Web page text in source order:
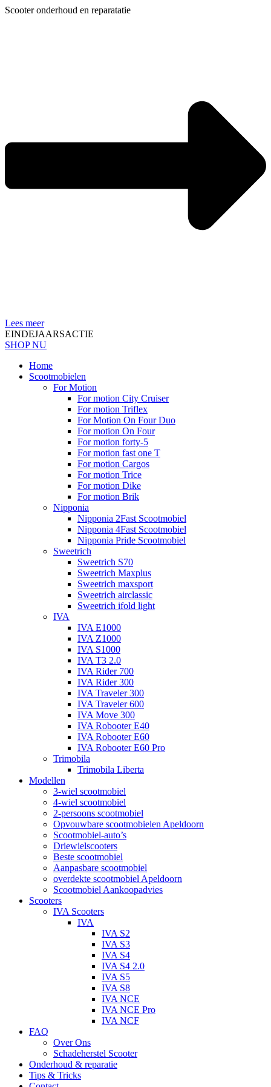
Ga
Scooter onderhoud en reparatatie
Lees meer
EINDEJAARSACTIE
SHOP NU
Home
Scootmobielen
For Motion
For motion City Cruiser
For motion Triflex
For Motion On Four Duo
For motion On Four
For motion forty-5
For motion fast one T
For motion Cargos
For motion Trice
For motion Dike
For motion Brik
Nipponia
Nipponia 2Fast Scootmobiel
Nipponia 4Fast Scootmobiel
Nipponia Pride Scootmobiel
Sweetrich
Sweetrich S70
Sweetrich Maxplus
Sweetrich maxsport
Sweetrich airclassic
Sweetrich ifold light
IVA
IVA E1000
IVA Z1000
IVA S1000
IVA T3 2.0
IVA Rider 700
IVA Rider 300
IVA Traveler 300
IVA Traveler 600
IVA Move 300
IVA Robooter E40
IVA Robooter E60
IVA Robooter E60 Pro
Trimobila
Trimobila Liberta
Modellen
3-wiel scootmobiel
4-wiel scootmobiel
2-persoons scootmobiel
Opvouwbare scootmobielen Apeldoorn
Scootmobiel-auto’s
Driewielscooters
Beste scootmobiel
Aanpasbare scootmobiel
overdekte scootmobiel Apeldoorn
Scootmobiel Aankoopadvies
Scooters
IVA Scooters
IVA
IVA S2
IVA S3
IVA S4
IVA S4 2.0
IVA S5
IVA S8
IVA NCE
IVA NCE Pro
IVA NCF
FAQ
Over Ons
Schadeherstel Scooter
Onderhoud & reparatie
Tips & Tricks